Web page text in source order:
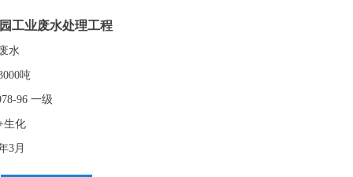
工业废水处理工程
水
吨
96 一级
生化
3月